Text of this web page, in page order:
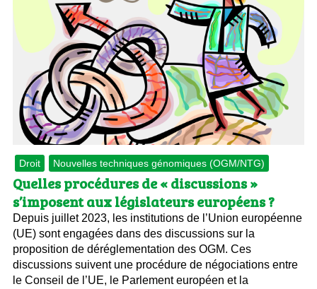
Droit Nouvelles techniques génomiques (OGM/NTG)
Quelles procédures de « discussions »
s’imposent aux législateurs européens ?
Depuis juillet 2023, les institutions de l’Union européenne
(UE) sont engagées dans des discussions sur la
proposition de déréglementation des OGM. Ces
discussions suivent une procédure de négociations entre
le Conseil de l’UE, le Parlement européen et la